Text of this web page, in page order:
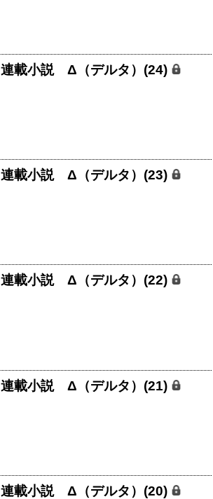
連載小説 Δ（デルタ）(24)
連載小説 Δ（デルタ）(23)
連載小説 Δ（デルタ）(22)
連載小説 Δ（デルタ）(21)
連載小説 Δ（デルタ）(20)